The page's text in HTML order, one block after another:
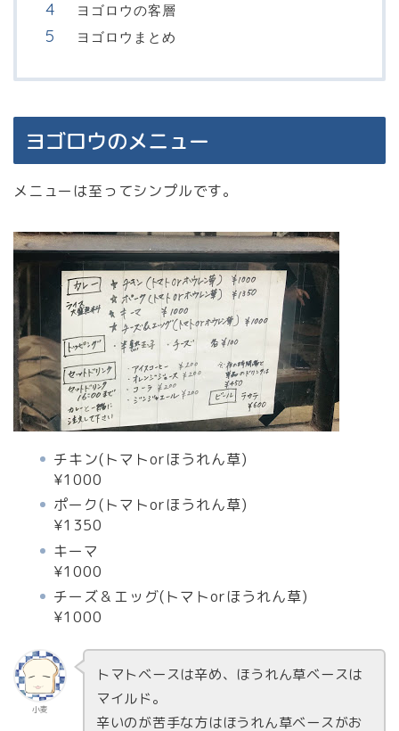
ヨゴロウの客層
ヨゴロウまとめ
ヨゴロウのメニュー
メニューは至ってシンプルです。
チキン(トマトorほうれん草)
¥1000
ポーク(トマトorほうれん草)
¥1350
キーマ
¥1000
チーズ＆エッグ(トマトorほうれん草)
¥1000
小麦
トマトベースは辛め、ほうれん草ベースは
マイルド。
辛いのが苦手な方はほうれん草ベースがお